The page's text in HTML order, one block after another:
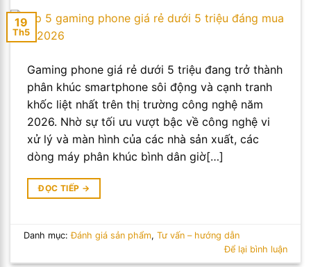
19
Th5
Gaming phone giá rẻ dưới 5 triệu đang trở thành
phân khúc smartphone sôi động và cạnh tranh
khốc liệt nhất trên thị trường công nghệ năm
2026. Nhờ sự tối ưu vượt bậc về công nghệ vi
xử lý và màn hình của các nhà sản xuất, các
dòng máy phân khúc bình dân giờ[…]
ĐỌC TIẾP →
Danh mục:Đánh giá sản phẩm,Tư vấn – hướng dẫn
Để lại bình luận